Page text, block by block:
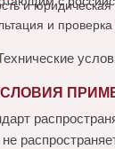
и юридическая
и